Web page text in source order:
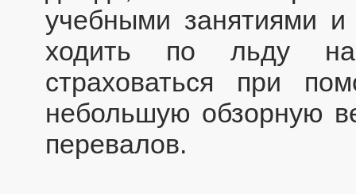
учебными занятиями и
ходить по льду на
страховаться при
небольшую обзорную
перевалов.